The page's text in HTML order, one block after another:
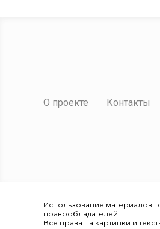
О проекте Контакты
Использование материалов
правообладателей.
Все права на картинки и